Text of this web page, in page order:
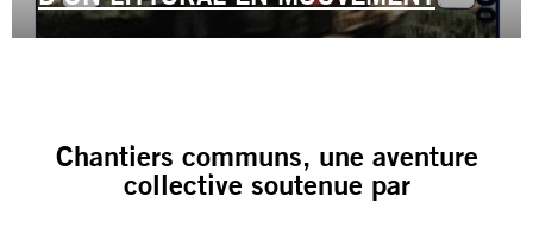
Chantiers communs, une aventure
collective soutenue par